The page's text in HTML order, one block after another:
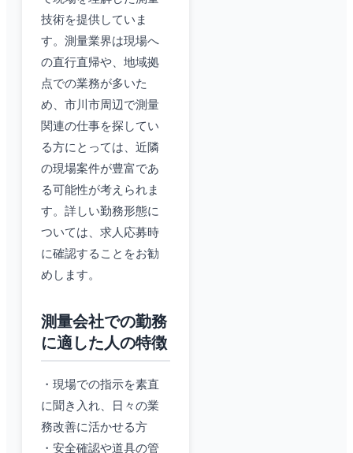
技術を提供していま
す。測量業界は現場へ
の直行直帰や、地域拠
点での業務が多いた
め、市川市周辺で測量
関連の仕事を探してい
る方にとっては、近隣
の現場案件が豊富であ
る可能性が考えられま
す。詳しい勤務形態に
ついては、求人応募時
に確認することをお勧
めします。
測量会社での勤務
に適した人の特徴
・現場での指示を素直
に聞き入れ、日々の業
務改善に活かせる方
・安全確認や道具の管